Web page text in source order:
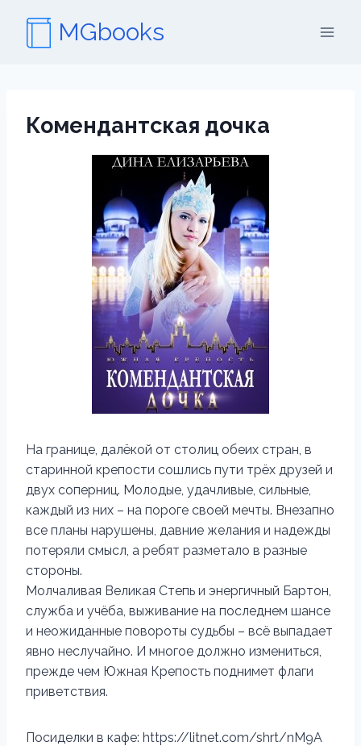
содержимому
MGbooks
Комендантская дочка
На границе, далёкой от столиц обеих стран, в
старинной крепости сошлись пути трёх друзей и
двух соперниц. Молодые, удачливые, сильные,
каждый из них – на пороге своей мечты. Внезапно
все планы нарушены, давние желания и надежды
потеряли смысл, а ребят разметало в разные
стороны.
Молчаливая Великая Степь и энергичный Бартон,
служба и учёба, выживание на последнем шансе
и неожиданные повороты судьбы – всё выпадает
явно неслучайно. И многое должно измениться,
прежде чем Южная Крепость поднимет флаги
приветствия.
Посиделки в кафе: https://litnet.com/shrt/nM9A